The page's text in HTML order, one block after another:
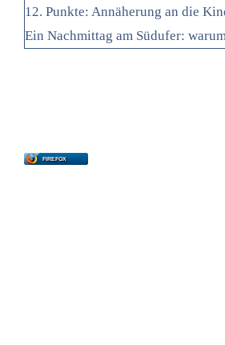
12. Punkte: Annäherung an die
Ein Nachmittag am Südufer:
FIREFOX